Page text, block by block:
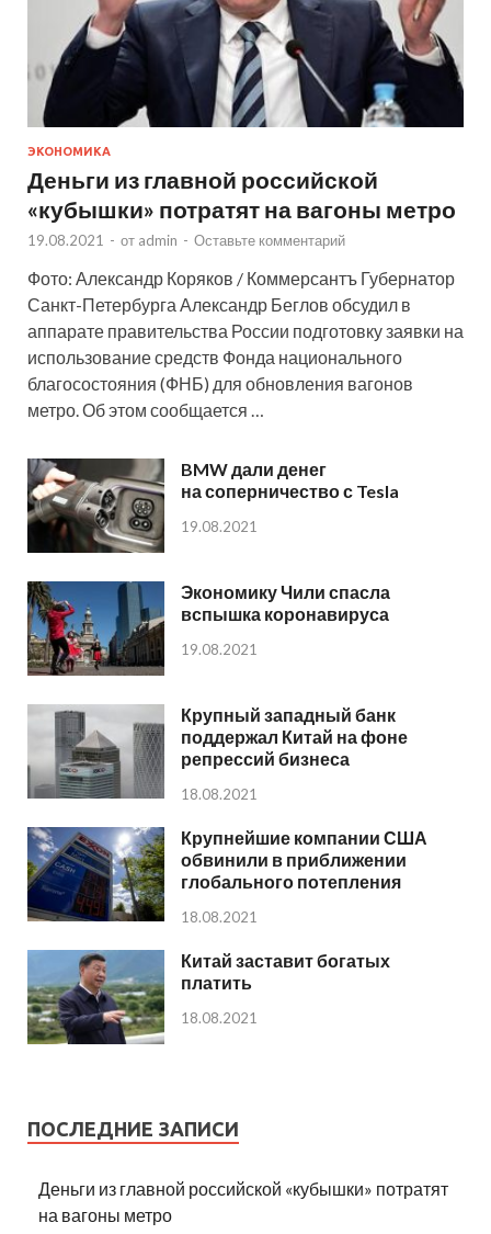
ЭКОНОМИКА
Деньги из главной российской
«кубышки» потратят на вагоны метро
19.08.2021 - от admin - Оставьте комментарий
Фото: Александр Коряков / Коммерсантъ Губернатор
Санкт-Петербурга Александр Беглов обсудил в
аппарате правительства России подготовку заявки на
использование средств Фонда национального
благосостояния (ФНБ) для обновления вагонов
метро. Об этом сообщается …
BMW дали денег
на соперничество с Tesla
19.08.2021
Экономику Чили спасла
вспышка коронавируса
19.08.2021
Крупный западный банк
поддержал Китай на фоне
репрессий бизнеса
18.08.2021
Крупнейшие компании США
обвинили в приближении
глобального потепления
18.08.2021
Китай заставит богатых
платить
18.08.2021
ПОСЛЕДНИЕ ЗАПИСИ
Деньги из главной российской «кубышки» потратят
на вагоны метро